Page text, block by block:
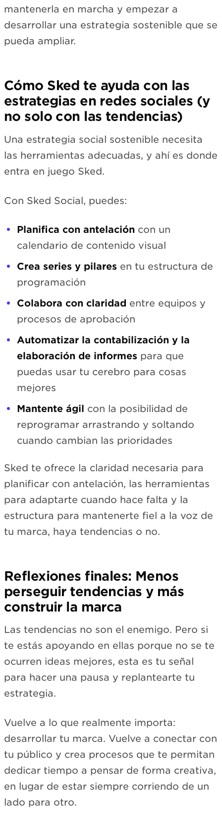
mantenerla en marcha y empezar a
desarrollar una estrategia sostenible que se
pueda ampliar.
Cómo Sked te ayuda con las
estrategias en redes sociales (y
no solo con las tendencias)
Una estrategia social sostenible necesita
las herramientas adecuadas, y ahí es donde
entra en juego Sked.
Con Sked Social, puedes:
Planifica con antelación con un
calendario de contenido visual
Crea series y pilares en tu estructura de
programación
Colabora con claridad entre equipos y
procesos de aprobación
Automatizar la contabilización y la
elaboración de informes para que
puedas usar tu cerebro para cosas
mejores
Mantente ágil con la posibilidad de
reprogramar arrastrando y soltando
cuando cambian las prioridades
Sked te ofrece la claridad necesaria para
planificar con antelación, las herramientas
para adaptarte cuando hace falta y la
estructura para mantenerte fiel a la voz de
tu marca, haya tendencias o no.
Reflexiones finales: Menos
perseguir tendencias y más
construir la marca
Las tendencias no son el enemigo. Pero si
te estás apoyando en ellas porque no se te
ocurren ideas mejores, esta es tu señal
para hacer una pausa y replantearte tu
estrategia.
Vuelve a lo que realmente importa:
desarrollar tu marca. Vuelve a conectar con
tu público y crea procesos que te permitan
dedicar tiempo a pensar de forma creativa,
en lugar de estar siempre corriendo de un
lado para otro.